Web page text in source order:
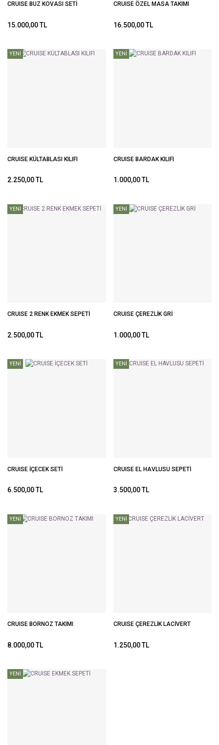
CRUISE BUZ KOVASI SETİ
15.000,00 TL
CRUISE ÖZEL MASA TAKIMI
16.500,00 TL
YENİ
CRUISE KÜLTABLASI KILIFI
2.250,00 TL
YENİ
CRUISE BARDAK KILIFI
1.000,00 TL
YENİ
CRUISE 2 RENK EKMEK SEPETİ
2.500,00 TL
YENİ
CRUISE ÇEREZLİK GRİ
1.000,00 TL
YENİ
CRUISE İÇECEK SETİ
6.500,00 TL
YENİ
CRUISE EL HAVLUSU SEPETİ
3.500,00 TL
YENİ
CRUISE BORNOZ TAKIMI
8.000,00 TL
YENİ
CRUISE ÇEREZLİK LACİVERT
1.250,00 TL
YENİ